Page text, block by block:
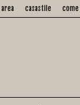
area casastile